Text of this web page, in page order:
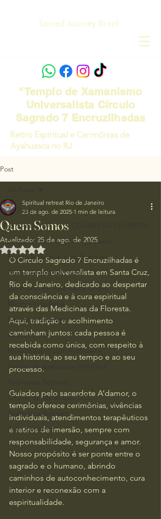
Sacred Journey Brazil
Retiro Espiritual e Cerimônias de
Ayahuasca no RJ
"Templo de Xamanismo
Universalista Círculo
Sagrado 7 Encruzilhadas
Post
All Posts
🌿 SANANGA — O COLÍRIO DA FLORESTA
Sessão Individual com Ayahuasca
Sessão Individual com Ayahuasca
Ebook Animal de Poder
Cerimônia de Ayahuasca Grupo
Medicina do Rapé
Medicina Sananga
Oráculos
Hospedagem com Ayahuasca
Sessão de Ayahuasca Individual
Circulo de Meditação 🧘🏻‍♂️
Ayahuasca Retreats
Reiki Xamânico
Quem Somos
Spiritual retreat Rio de Janeiro
23 de ago. de 2025 1 min de leitura
Atualizado: 25 de ago. de 2025
Avaliado com NaN de 5 estrelas.
O Círculo Sagrado 7 Encruzilhadas é
um templo universalista em Santa Cruz,
Rio de Janeiro, dedicado ao despertar
da consciência e à cura espiritual
através das Medicinas da Floresta.
Aqui, tradição e acolhimento
caminham juntos: cada pessoa é
recebida como única, com respeito à
sua história, ao seu tempo e ao seu
processo.
Guiados pelo sacerdote A’damor, o
templo oferece cerimônias, vivências
individuais, atendimentos terapêuticos
e retiros de imersão, sempre com
responsabilidade, segurança e amor.
Nosso propósito é ser ponte entre o
sagrado e o humano, abrindo
caminhos de autoconhecimento, cura
interior e reconexão com a
espiritualidade.